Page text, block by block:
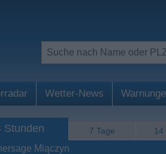
Wetter-News
Stunden 7 Tage 14
Miączyn